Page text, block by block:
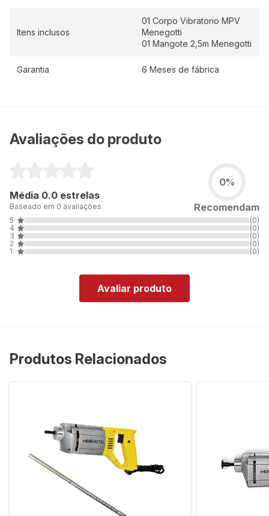
Itens inclusos
01 Corpo Vibratorio MPV
Menegotti
01 Mangote 2,5m Menegotti
Garantia 6 Meses de fábrica
Avaliações do produto
Média 0.0 estrelas
Baseado em 0 avaliações
0%
Recomendam
5
(0)
4
(0)
3
(0)
2
(0)
1
(0)
Avaliar produto
Produtos Relacionados